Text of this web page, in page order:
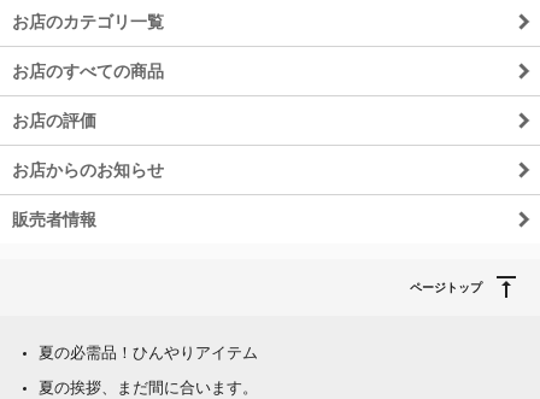
お店のカテゴリ一覧
お店のすべての商品
お店の評価
お店からのお知らせ
販売者情報
ページトップ
夏の必需品！ひんやりアイテム
夏の挨拶、まだ間に合います。